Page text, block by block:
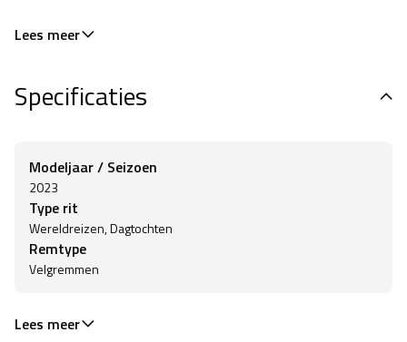
Lees meer
Specificaties
Modeljaar / Seizoen
2023
Type rit
Wereldreizen, Dagtochten
Remtype
Velgremmen
Lees meer